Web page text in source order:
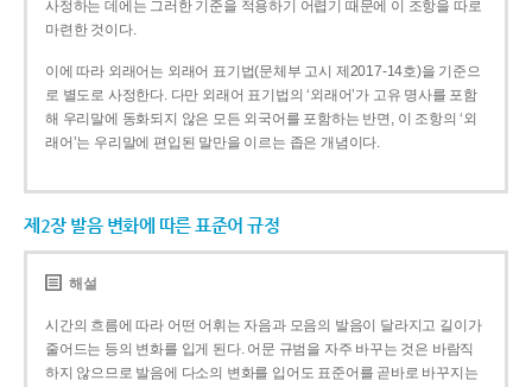
사정하는 데에는 그러한 기준을 적용하기 어렵기 때문에 이 조항을 따로
마련한 것이다.
이에 따라 외래어는 외래어 표기법(문체부 고시 제2017-14호)을 기준으
로 별도로 사정한다. 다만 외래어 표기법의 ‘외래어’가 고유 명사를 포함
해 우리말에 동화되지 않은 모든 외국어를 포함하는 반면, 이 조항의 ‘외
래어’는 우리말에 편입된 말만을 이르는 좁은 개념이다.
제2장 발음 변화에 따른 표준어 규정
해설
시간의 흐름에 따라 어떤 어휘는 자음과 모음의 발음이 달라지고 길이가
줄어드는 등의 변화를 입게 된다. 어문 규범을 자주 바꾸는 것은 바람직
하지 않으므로 발음에 다소의 변화를 입어도 표준어를 곧바로 바꾸지는